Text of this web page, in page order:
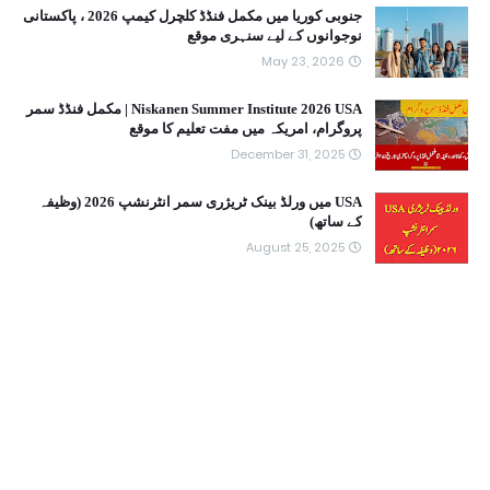
جنوبی کوریا میں مکمل فنڈڈ کلچرل کیمپ 2026 ، پاکستانی
نوجوانوں کے لیے سنہری موقع
May 23, 2026
Niskanen Summer Institute 2026 USA | مکمل فنڈڈ سمر
پروگرام، امریکہ میں مفت تعلیم کا موقع
December 31, 2025
USA میں ورلڈ بینک ٹریژری سمر انٹرنشپ 2026 (وظیفہ
کے ساتھ)
August 25, 2025